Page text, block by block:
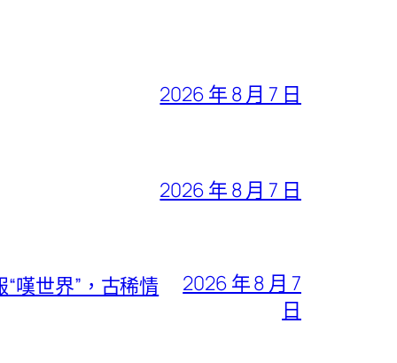
2026 年 8 月 7 日
2026 年 8 月 7 日
嘆世界”，古稀情
2026 年 8 月 7
日